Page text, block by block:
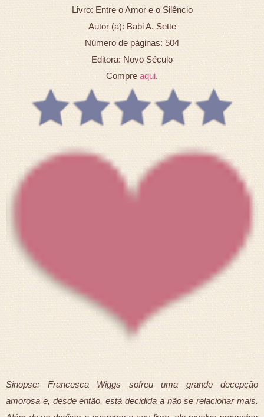
Livro: Entre o Amor e o Silêncio
Autor (a): Babi A. Sette
Número de páginas: 504
Editora: Novo Século
Compre aqui.
Sinopse: Francesca Wiggs sofreu uma grande decepção
amorosa e, desde então, está decidida a não se relacionar mais.